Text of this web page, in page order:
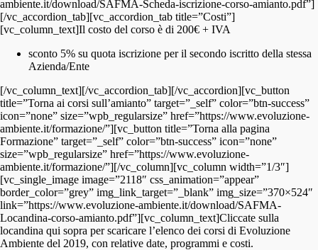
ambiente.it/download/SAFMA-Scheda-iscrizione-corso-amianto.pdf”]
[/vc_accordion_tab][vc_accordion_tab title=”Costi”]
[vc_column_text]Il costo del corso è di 200€ + IVA
sconto 5% su quota iscrizione per il secondo iscritto della stessa
Azienda/Ente
[/vc_column_text][/vc_accordion_tab][/vc_accordion][vc_button
title=”Torna ai corsi sull’amianto” target=”_self” color=”btn-success”
icon=”none” size=”wpb_regularsize” href=”https://www.evoluzione-
ambiente.it/formazione/”][vc_button title=”Torna alla pagina
Formazione” target=”_self” color=”btn-success” icon=”none”
size=”wpb_regularsize” href=”https://www.evoluzione-
ambiente.it/formazione/”][/vc_column][vc_column width=”1/3″]
[vc_single_image image=”2118″ css_animation=”appear”
border_color=”grey” img_link_target=”_blank” img_size=”370×524″
link=”https://www.evoluzione-ambiente.it/download/SAFMA-
Locandina-corso-amianto.pdf”][vc_column_text]Cliccate sulla
locandina qui sopra per scaricare l’elenco dei corsi di Evoluzione
Ambiente del 2019, con relative date, programmi e costi.